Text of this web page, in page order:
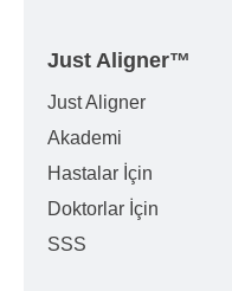
Just Aligner™
Just Aligner
Akademi
Hastalar İçin
Doktorlar İçin
SSS